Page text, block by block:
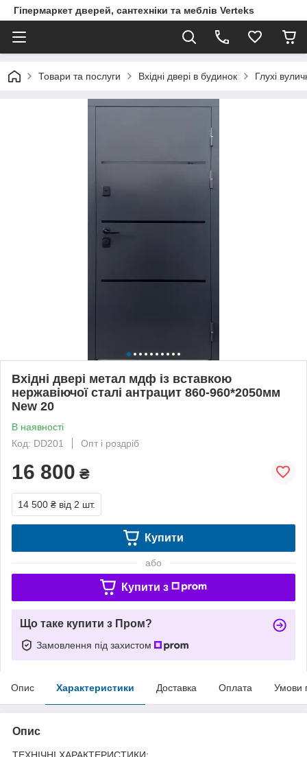
Гіпермаркет дверей, сантехніки та меблів Verteks
Товари та послуги Вхідні двері в будинок Глухі
Вхідні двері метал мдф із вставкою
нержавіючої сталі антрацит 860-960*2050мм
New 20
В наявності
Код: DD201
Опт і роздріб
16 800 ₴
14 500 ₴ від 2 шт.
Купити
або
Купити з
Що таке купити з Пром?
Замовлення під захистом
Опис Характеристики Доставка Оплата Умови
Опис
ТЕХНІЧНІ ХАРАКТЕРИСТИКИ: